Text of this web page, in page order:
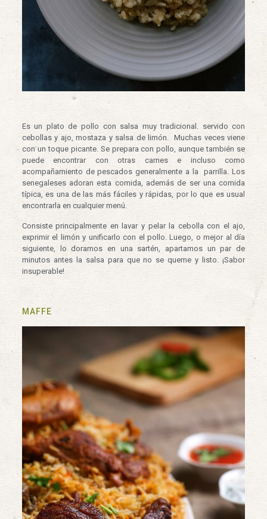
Es un plato de pollo con salsa muy tradicional. servido con
cebollas y ajo, mostaza y salsa de limón. Muchas veces viene
con un toque picante. Se prepara con pollo, aunque también se
puede encontrar con otras carnes e incluso como
acompañamiento de pescados generalmente a la parrilla. Los
senegaleses adoran esta comida, además de ser una comida
típica, es una de las más fáciles y rápidas, por lo que es usual
encontrarla en cualquier menú.
Consiste principalmente en lavar y pelar la cebolla con el ajo,
exprimir el limón y unificarlo con el pollo. Luego, o mejor al día
siguiente, lo doramos en una sartén, apartamos un par de
minutos antes la salsa para que no se queme y listo. ¡Sabor
insuperable!
MAFFE